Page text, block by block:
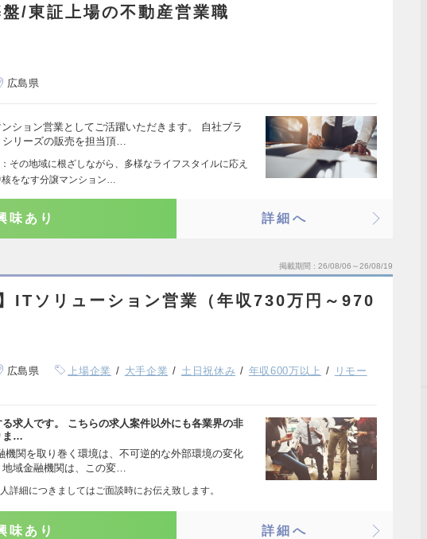
盤/東証上場の不動産営業職
広島県
ション営業としてご活躍いただきます。 自社ブラ
リーズの販売を担当頂…
その地域に根ざしながら、多様なライフスタイルに応え
をなす分譲マンション…
味あり 詳細へ
掲載期間 26/08/06～26/08/19
】ITソリューション営業（年収730万円～970
広島県 上場企業 大手企業 土日祝休み 年収600万以上
リモー
求人です。 こちらの求人案件以外にも各業界の非
ま…
機関を取り巻く環境は、不可逆的な外部環境の変化
域金融機関は、この変…
詳細につきましてはご面談時にお伝え致します。
味あり 詳細へ